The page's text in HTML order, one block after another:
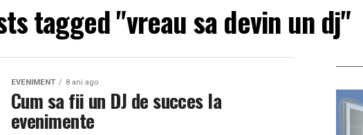
tagged "vreau sa devin un dj"
EVENIMENT 8 ani ago
Cum sa fii un DJ de succes la
evenimente